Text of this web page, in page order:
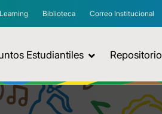
Biblioteca Correo Institucional
Estudiantiles Repositorio